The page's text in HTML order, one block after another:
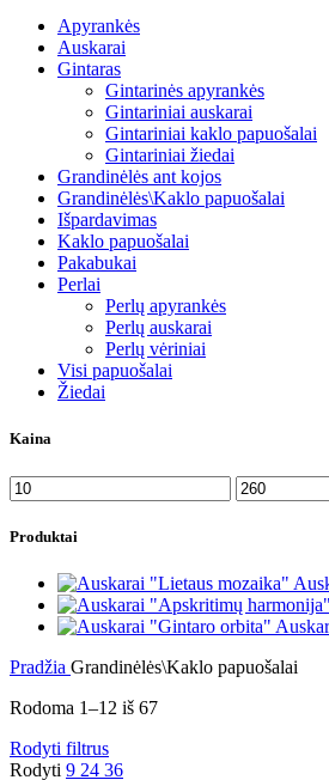
Apyrankės
Auskarai
Gintaras
Gintarinės apyrankės
Gintariniai auskarai
Gintariniai kaklo papuošalai
Gintariniai žiedai
Grandinėlės ant kojos
Grandinėlės\Kaklo papuošalai
Išpardavimas
Kaklo papuošalai
Pakabukai
Perlai
Perlų apyrankės
Perlų auskarai
Perlų vėriniai
Visi papuošalai
Žiedai
Kaina
Min
kaina
Maks
kaina
Produktai
Pradžia Grandinėlės\Kaklo papuošalai
Rodoma 1–12 iš 67
Rodyti filtrus
Rodyti 9 24 36